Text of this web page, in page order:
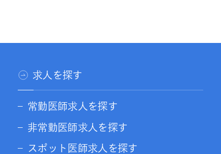
求人を探す
常勤医師求人を探す
非常勤医師求人を探す
スポット医師求人を探す